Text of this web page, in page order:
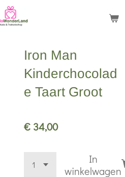
Iron Man
Kinderchocolad
e Taart Groot
€ 34,00
In
winkelwagen